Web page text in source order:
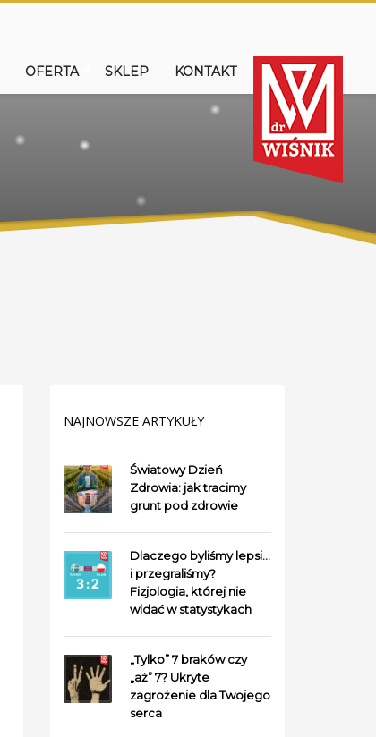
OFERTA SKLEP KONTAKT
NAJNOWSZE ARTYKUŁY
Światowy Dzień
Zdrowia: jak tracimy
grunt pod zdrowie
Dlaczego byliśmy lepsi…
i przegraliśmy?
Fizjologia, której nie
widać w statystykach
„Tylko” 7 braków czy
„aż” 7? Ukryte
zagrożenie dla Twojego
serca